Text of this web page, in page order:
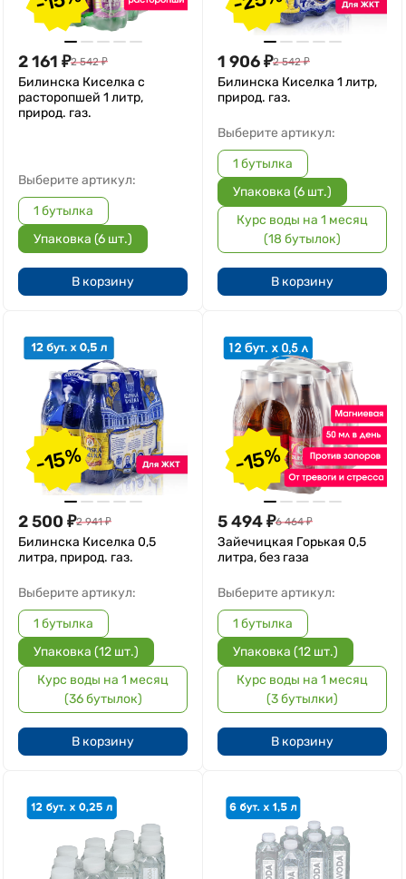
2 161 ₽2 542 ₽
Билинска Киселка с
расторопшей 1 литр,
природ. газ.
Выберите артикул:
1 бутылка
Упаковка (6 шт.)
В корзину
1 906₽2 542 ₽
Билинска Киселка 1 литр,
природ. газ.
Выберите артикул:
1 бутылка
Упаковка (6 шт.)
Курс воды на 1 месяц
(18 бутылок)
В корзину
-15%
2 500 ₽2 941 ₽
Билинска Киселка 0,5
литра, природ. газ.
Выберите артикул:
1 бутылка
Упаковка (12 шт.)
Курс воды на 1 месяц
(36 бутылок)
В корзину
-15%
5 494₽6 464 ₽
Зайечицкая Горькая 0,5
литра, без газа
Выберите артикул:
1 бутылка
Упаковка (12 шт.)
Курс воды на 1 месяц
(3 бутылки)
В корзину